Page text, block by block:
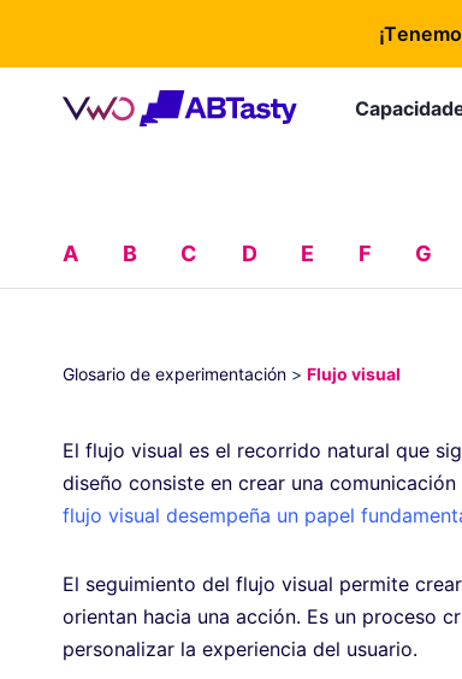
A B C D E F G
Glosario de experimentación > Flujo visual
El flujo visual es el recorrido natural que
diseño consiste en crear una
flujo visual desempeña un papel
El seguimiento del flujo visual permite
orientan hacia una acción. Es un proceso
personalizar la experiencia del usuario.